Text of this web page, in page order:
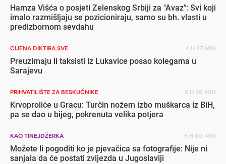
Hamza Višća o posjeti Zelenskog Srbiji za "Avaz": Svi koji
imalo razmišljaju se pozicioniraju, samo su bh. vlasti u
predizbornom sevdahu
CIJENA DIKTIRA SVE 4 H 37 MIN
Preuzimaju li taksisti iz Lukavice posao kolegama u
Sarajevu
PRIHVATILIŠTE ZA BESKUĆNIKE 5 H 59 MIN
Krvoproliće u Gracu: Turčin nožem izbo muškarca iz BiH,
pa se dao u bijeg, pokrenuta velika potjera
KAO TINEJDŽERKA 5 H 50 MIN
Možete li pogoditi ko je pjevačica sa fotografije: Nije ni
sanjala da će postati zvijezda u Jugoslaviji